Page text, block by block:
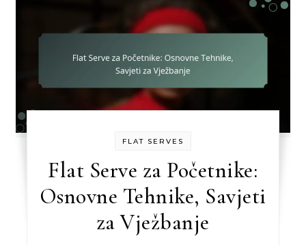
FLAT SERVES
Flat Serve za Početnike:
Osnovne Tehnike, Savjeti
za Vježbanje